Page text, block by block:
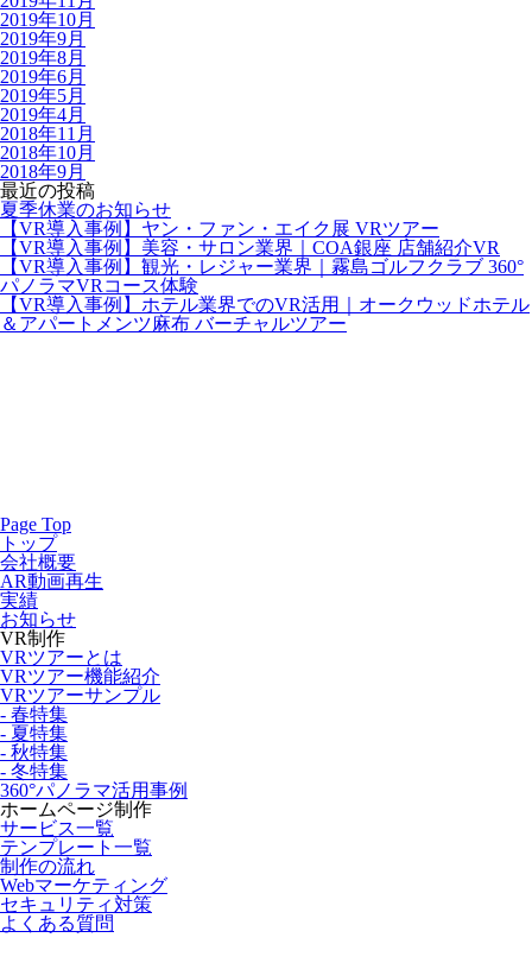
2019年10月
2019年9月
2019年8月
2019年6月
2019年5月
2019年4月
2018年11月
2018年10月
2018年9月
最近の投稿
夏季休業のお知らせ
【VR導入事例】ヤン・ファン・エイク展 VRツアー
【VR導入事例】美容・サロン業界｜COA銀座 店舗紹介VR
【VR導入事例】観光・レジャー業界｜霧島ゴルフクラブ 360°
パノラマVRコース体験
【VR導入事例】ホテル業界でのVR活用｜オークウッドホテル
＆アパートメンツ麻布 バーチャルツアー
Page Top
トップ
会社概要
AR動画再生
実績
お知らせ
VR制作
VRツアーとは
VRツアー機能紹介
VRツアーサンプル
- 春特集
- 夏特集
- 秋特集
- 冬特集
360°パノラマ活用事例
ホームページ制作
サービス一覧
テンプレート一覧
制作の流れ
Webマーケティング
セキュリティ対策
よくある質問